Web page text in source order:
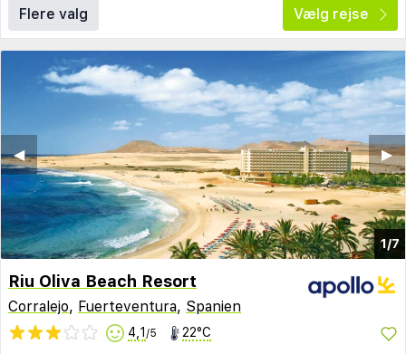
Flere valg Vælg rejse
1/7
▶︎
◀︎
Riu Oliva Beach Resort
Corralejo, Fuerteventura, Spanien
4,1 /5 22°C